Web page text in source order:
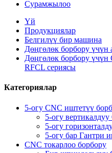
Сурамжылоо
Үй
Продукциялар
Белгилүү бир машина
Дөңгөлөк борбору
Дөңгөлөк борбору үчүн
RFCL сериясы
Категориялар
5-огу CNC иштетүү
5-огу
5-огу
5-огу бар Гантри
CNC токарлоо борбору